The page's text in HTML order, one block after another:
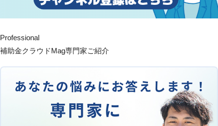
Professional
補助金クラウドMag専門家ご紹介